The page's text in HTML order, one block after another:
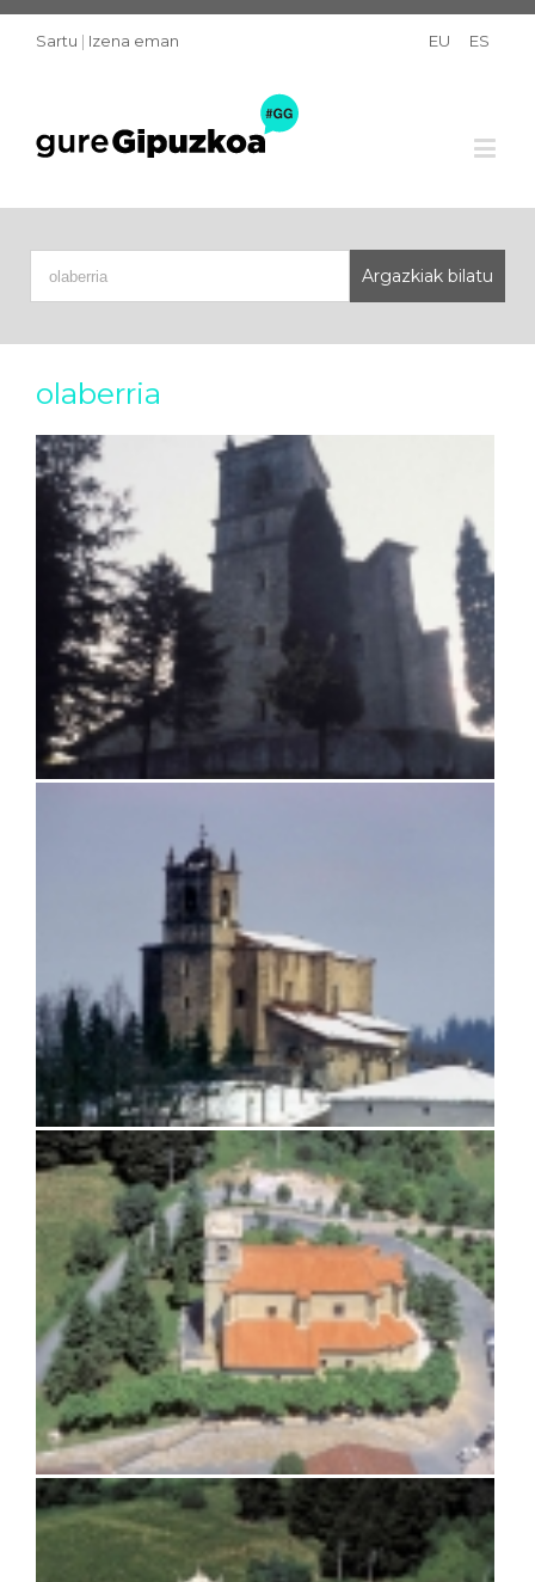
Sartu | Izena eman EU ES
olaberria